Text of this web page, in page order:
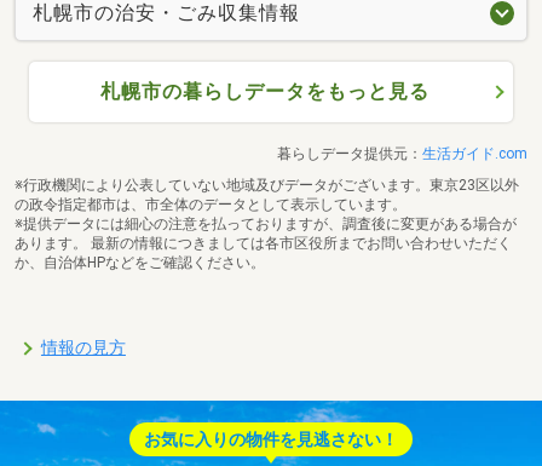
札幌市の治安・ごみ収集情報
札幌市の暮らしデータをもっと見る
暮らしデータ提供元： 生活ガイド.com
※行政機関により公表していない地域及びデータがございます。東京23区以外
の政令指定都市は、市全体のデータとして表示しています。
※提供データには細心の注意を払っておりますが、調査後に変更がある場合が
あります。 最新の情報につきましては各市区役所までお問い合わせいただく
か、自治体HPなどをご確認ください。
情報の見方
お気に入りの物件を見逃さない！